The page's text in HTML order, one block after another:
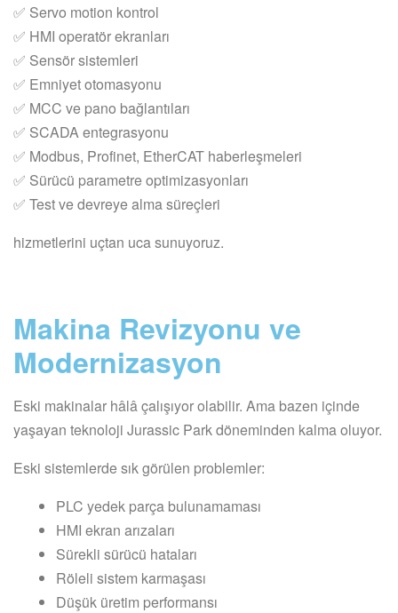
✅ Servo motion kontrol
✅ HMI operatör ekranları
✅ Sensör sistemleri
✅ Emniyet otomasyonu
✅ MCC ve pano bağlantıları
✅ SCADA entegrasyonu
✅ Modbus, Profinet, EtherCAT haberleşmeleri
✅ Sürücü parametre optimizasyonları
✅ Test ve devreye alma süreçleri
hizmetlerini uçtan uca sunuyoruz.
Makina Revizyonu ve
Modernizasyon
Eski makinalar hâlâ çalışıyor olabilir. Ama bazen içinde
yaşayan teknoloji Jurassic Park döneminden kalma oluyor.
Eski sistemlerde sık görülen problemler:
PLC yedek parça bulunamaması
HMI ekran arızaları
Sürekli sürücü hataları
Röleli sistem karmaşası
Düşük üretim performansı